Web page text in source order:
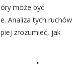
może być
Analiza tych ruchów
zrozumieć, jak